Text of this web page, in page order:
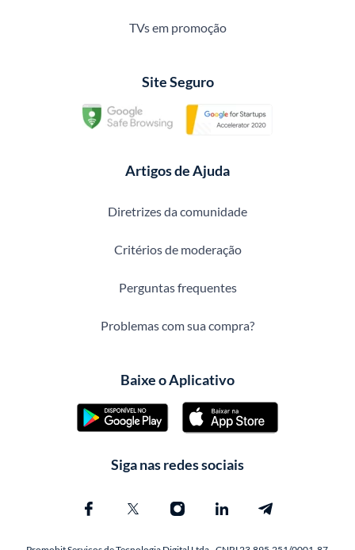
TVs em promoção
Site Seguro
Artigos de Ajuda
Diretrizes da comunidade
Critérios de moderação
Perguntas frequentes
Problemas com sua compra?
Baixe o Aplicativo
Siga nas redes sociais